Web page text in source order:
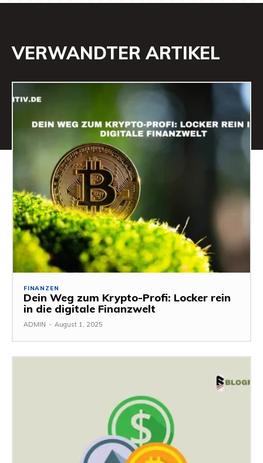
VERWANDTER ARTIKEL
FINANZEN
Dein Weg zum Krypto-Profi: Locker rein
in die digitale Finanzwelt
ADMIN - August 1, 2025